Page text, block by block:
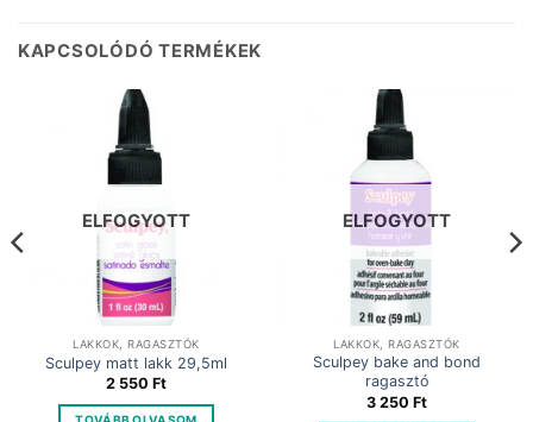
KAPCSOLÓDÓ TERMÉKEK
ELFOGYOTT
LAKKOK, RAGASZTÓK
Sculpey matt lakk 29,5ml
2 550 Ft
TOVÁBB OLVASOM
ELFOGYOTT
LAKKOK, RAGASZTÓK
Sculpey bake and bond
ragasztó
3 250 Ft